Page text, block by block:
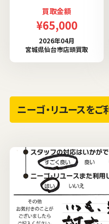
買取金額
¥65,000
2026年04月
宮城県仙台市店頭買取
ニーゴ・リユースを